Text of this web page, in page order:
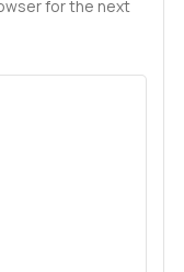
for the next